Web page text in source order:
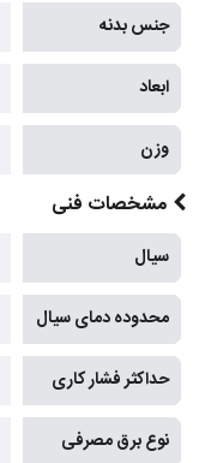
جنس بدنه
ابعاد
وزن
مشخصات فنی
سیال
محدوده دمای سیال
حداکثر فشار کاری
نوع برق مصرفی